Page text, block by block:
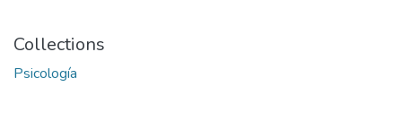
Collections
Psicología